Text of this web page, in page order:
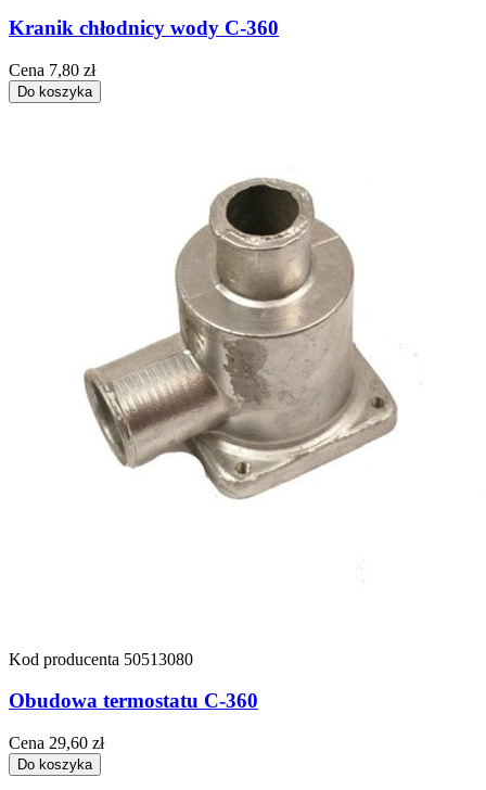
Kranik chłodnicy wody C-360
Cena 7,80 zł
Do koszyka
Kod producenta 50513080
Obudowa termostatu C-360
Cena 29,60 zł
Do koszyka